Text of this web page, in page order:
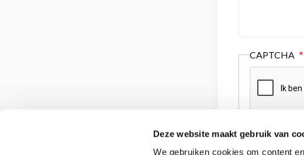
Deze website maakt gebruik van
We gebruiken cookies om content
CAPTCHA